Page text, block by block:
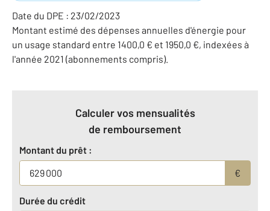
Date du DPE : 23/02/2023
Montant estimé des dépenses annuelles d'énergie pour
un usage standard entre 1400,0 € et 1950,0 €, indexées à
l'année 2021 (abonnements compris).
Calculer vos mensualités
de remboursement
Montant du prêt :
€
Durée du crédit